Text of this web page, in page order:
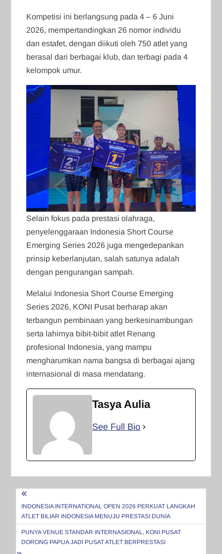
Kompetisi ini berlangsung pada 4 – 6 Juni
2026, mempertandingkan 26 nomor individu
dan estafet, dengan diikuti oleh 750 atlet yang
berasal dari berbagai klub, dan terbagi pada 4
kelompok umur.
Selain fokus pada prestasi olahraga,
penyelenggaraan Indonesia Short Course
Emerging Series 2026 juga mengedepankan
prinsip keberlanjutan, salah satunya adalah
dengan pengurangan sampah.
Melalui Indonesia Short Course Emerging
Series 2026, KONI Pusat berharap akan
terbangun pembinaan yang berkesinambungan
serta lahirnya bibit-bibit atlet Renang
profesional Indonesia, yang mampu
mengharumkan nama bangsa di berbagai ajang
internasional di masa mendatang.
Tasya Aulia
See Full Bio
Navigasi
pos
INDONESIA INTERNATIONAL OPEN 2026 PERKUAT LANGKAH
ATLET BILIAR INDONESIA MENUJU PRESTASI DUNIA
PUNYA VENUE STANDAR INTERNASIONAL, KONI PUSAT
DORONG PAPUA JADI PUSAT ATLET BERPRESTASI